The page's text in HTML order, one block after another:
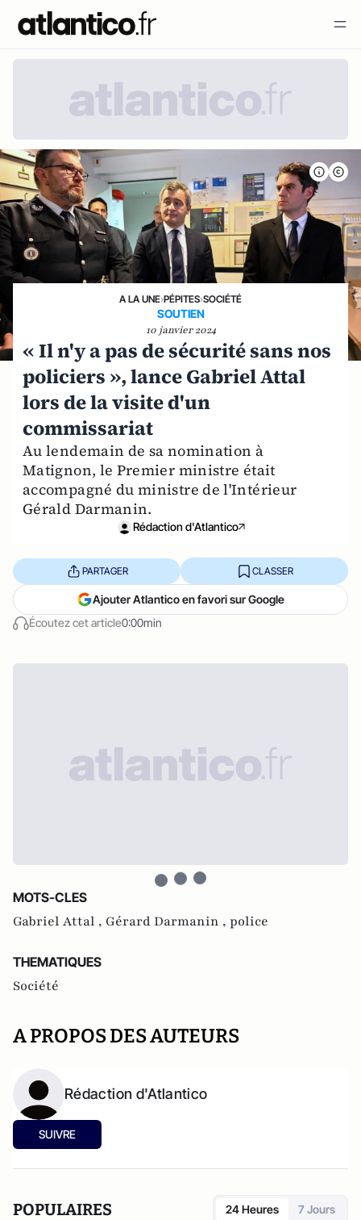
A LA UNE›PÉPITES›SOCIÉTÉ
SOUTIEN
10 janvier 2024
« Il n'y a pas de sécurité sans nos
policiers », lance Gabriel Attal
lors de la visite d'un
commissariat
Au lendemain de sa nomination à
Matignon, le Premier ministre était
accompagné du ministre de l'Intérieur
Gérald Darmanin.
Rédaction d'Atlantico
Écoutez cet article0:00min
PARTAGER CLASSER
Ajouter Atlantico en favori sur Google
MOTS-CLES
Gabriel Attal , Gérard Darmanin , police
THEMATIQUES
Société
A PROPOS DES AUTEURS
Rédaction d'Atlantico
SUIVRE
POPULAIRES 24 Heures 7 Jours